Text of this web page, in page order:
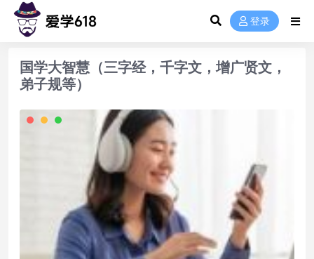
登录
国学大智慧（三字经，千字文，增广贤文，
弟子规等）